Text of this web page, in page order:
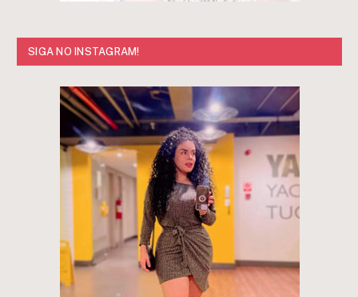
SIGA NO INSTAGRAM!